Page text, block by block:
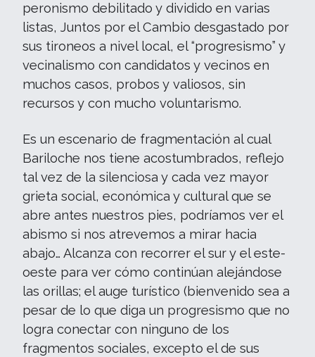
peronismo debilitado y dividido en varias
listas, Juntos por el Cambio desgastado por
sus tironeos a nivel local, el “progresismo” y
vecinalismo con candidatos y vecinos en
muchos casos, probos y valiosos, sin
recursos y con mucho voluntarismo.
Es un escenario de fragmentación al cual
Bariloche nos tiene acostumbrados, reflejo
tal vez de la silenciosa y cada vez mayor
grieta social, económica y cultural que se
abre antes nuestros pies, podríamos ver el
abismo si nos atrevemos a mirar hacia
abajo… Alcanza con recorrer el sur y el este-
oeste para ver cómo continúan alejándose
las orillas; el auge turístico (bienvenido sea a
pesar de lo que diga un progresismo que no
logra conectar con ninguno de los
fragmentos sociales, excepto el de sus